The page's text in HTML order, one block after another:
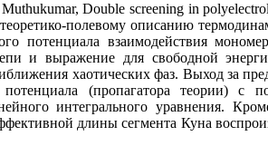
Double screening in
полевому описанию
потенциала взаимодействия
и выражение для свободной
хаотических фаз. Выход за
(пропагатора теории) с
интегрального уравнения.
длины сегмента Куна